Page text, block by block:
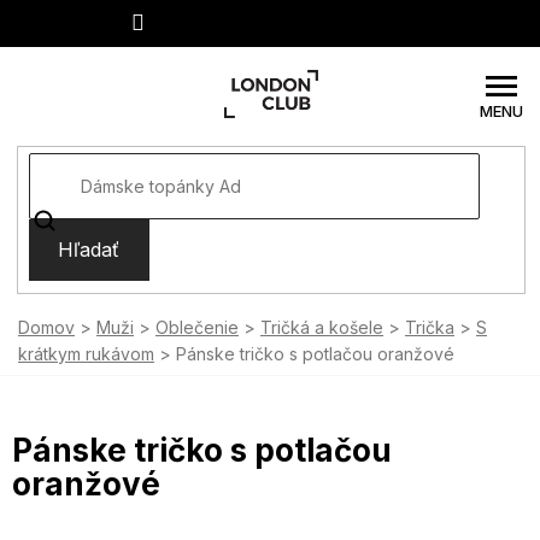
Hľadať
Domov Muži Oblečenie Tričká a košele Trička
S
krátkym rukávom
Pánske tričko s potlačou oranžové
Pánske tričko s potlačou
oranžové